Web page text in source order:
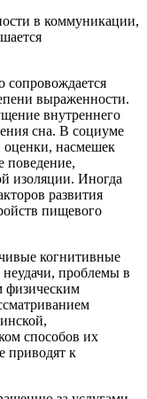
в коммуникации,
сопровождается
выраженности.
внутреннего
сна. В социуме
оценки, насмешек
поведение,
изоляции. Иногда
развития
пищевого
когнитивные
проблемы в
физическим
способов их
приводят к